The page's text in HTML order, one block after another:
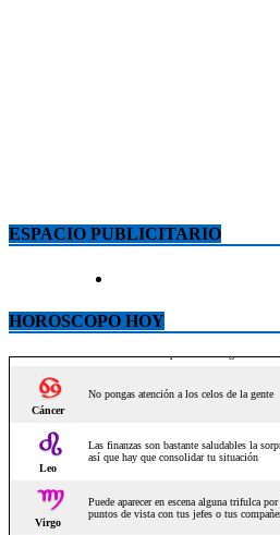
ESPACIO PUBLICITARIO
HOROSCOPO HOY